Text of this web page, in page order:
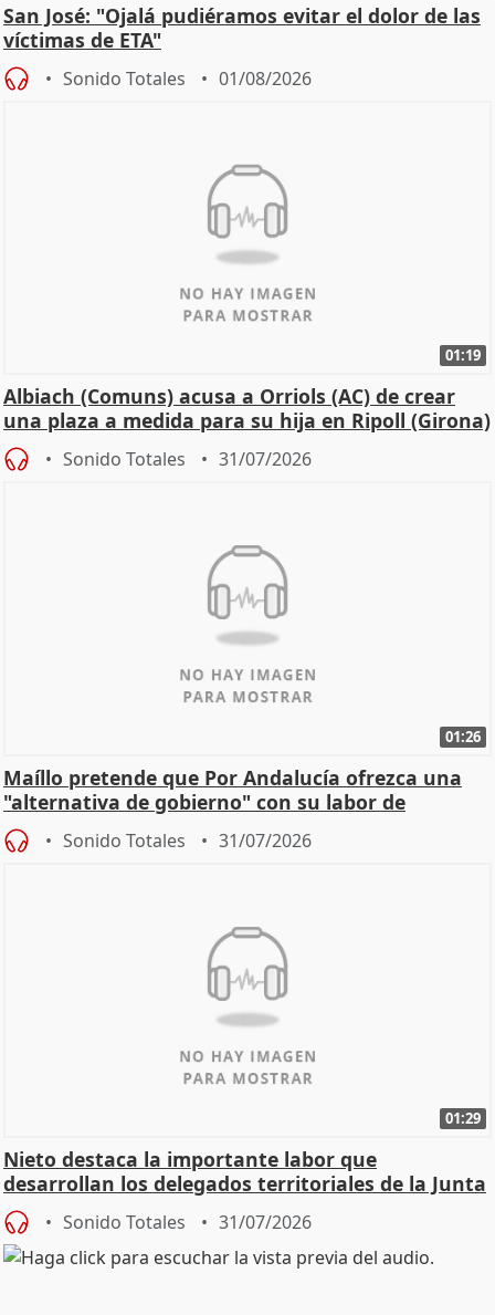
San José: "Ojalá pudiéramos evitar el dolor de las
víctimas de ETA"
Sonido Totales 01/08/2026
01:19
Albiach (Comuns) acusa a Orriols (AC) de crear
una plaza a medida para su hija en Ripoll (Girona)
Sonido Totales 31/07/2026
01:26
Maíllo pretende que Por Andalucía ofrezca una
"alternativa de gobierno" con su labor de
oposición
Sonido Totales 31/07/2026
01:29
Nieto destaca la importante labor que
desarrollan los delegados territoriales de la Junta
Sonido Totales 31/07/2026